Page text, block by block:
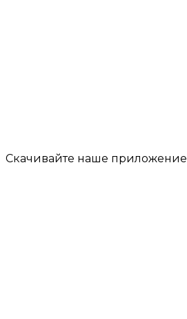
Скачивайте наше приложение